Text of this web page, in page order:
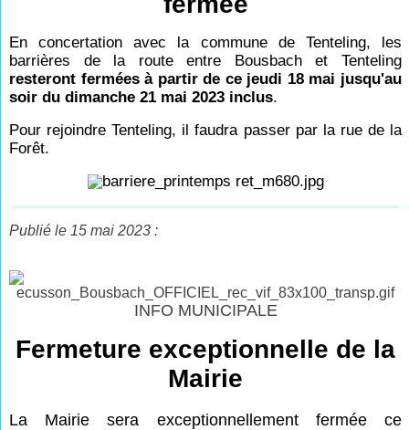
En concertation avec la commune de Tenteling, les
barrières de la route entre Bousbach et Tenteling
resteront fermées à partir de ce jeudi 18 mai jusqu'au
soir du dimanche 21 mai 2023 inclus.
Pour rejoindre Tenteling, il faudra passer par la rue de la
Forêt.
Publié le 15 mai 2023 :
INFO MUNICIPALE
Fermeture exceptionnelle de la
Mairie
La Mairie sera exceptionnellement fermée ce